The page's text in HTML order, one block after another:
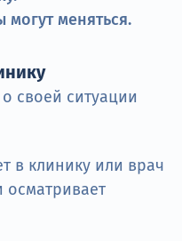
могут меняться.
своей ситуации
в клинику или врач